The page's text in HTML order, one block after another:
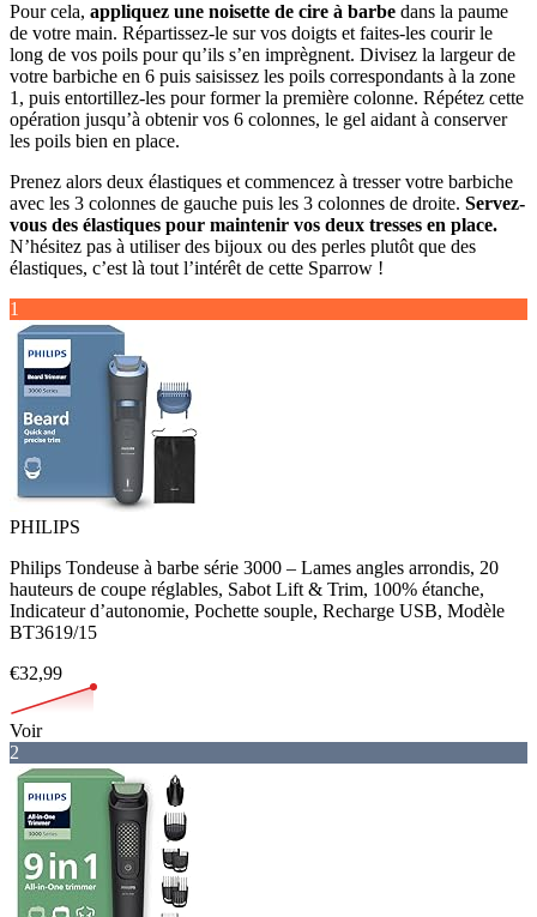
Pour cela, appliquez une noisette de cire à barbe dans la paume
de votre main. Répartissez-le sur vos doigts et faites-les courir le
long de vos poils pour qu’ils s’en imprègnent. Divisez la largeur de
votre barbiche en 6 puis saisissez les poils correspondants à la zone
1, puis entortillez-les pour former la première colonne. Répétez cette
opération jusqu’à obtenir vos 6 colonnes, le gel aidant à conserver
les poils bien en place.
Prenez alors deux élastiques et commencez à tresser votre barbiche
avec les 3 colonnes de gauche puis les 3 colonnes de droite. Servez-
vous des élastiques pour maintenir vos deux tresses en place.
N’hésitez pas à utiliser des bijoux ou des perles plutôt que des
élastiques, c’est là tout l’intérêt de cette Sparrow !
1
PHILIPS
Philips Tondeuse à barbe série 3000 – Lames angles arrondis, 20
hauteurs de coupe réglables, Sabot Lift & Trim, 100% étanche,
Indicateur d’autonomie, Pochette souple, Recharge USB, Modèle
BT3619/15
€32,99
Voir
2